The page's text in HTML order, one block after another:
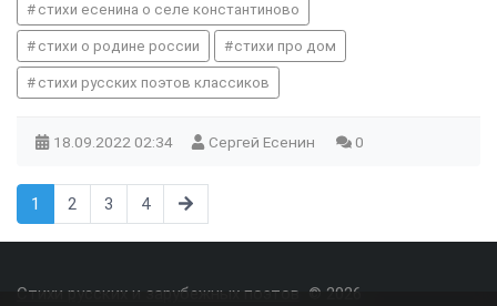
стихи есенина о селе константиново
стихи о родине россии стихи про дом
стихи русских поэтов классиков
18.09.2022 02:34 Сергей Есенин 0
1 2 3 4
Стихи русских и зарубежных поэтов © 2026